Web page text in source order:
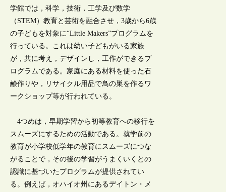
学館では，科学，技術，工学及び数学
（STEM）教育と芸術を融合させ，3歳から6歳
の子どもを対象に“Little Makers”プログラムを
行っている。これは幼い子どもがいる家族
が，共に考え，デザインし，工作ができるプ
ログラムである。家庭にある材料を使った石
鹸作りや，リサイクル用品で鳥の巣を作るワ
ークショップ等が行われている。
4つめは，早期学習から初等教育への移行を
スムーズにするための活動である。就学前の
教育が小学校低学年の教育にスムーズにつな
がることで，その後の学習がうまくいくとの
認識に基づいたプログラムが提供されてい
る。例えば，オハイオ州にあるデイトン・メ